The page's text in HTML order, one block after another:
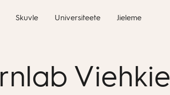
Skuvle Universiteete Jieleme
Viehkie